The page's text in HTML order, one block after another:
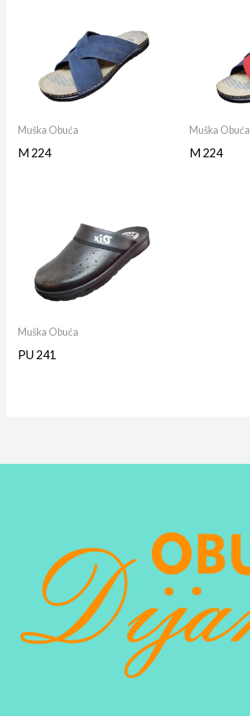
Muška Obuća
M 224
Muška Obuća
M 224
Muška Obuća
PU 241